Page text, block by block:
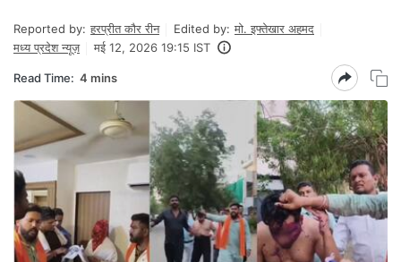
Reported by: हरप्रीत कौर रीन Edited by: मो. इफ्तेखार अहमद
मध्य प्रदेश न्यूज़
मई 12, 2026 19:15 IST
Read Time: 4 mins